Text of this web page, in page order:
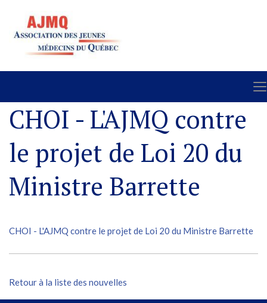
CHOI - L'AJMQ contre
le projet de Loi 20 du
Ministre Barrette
CHOI - L'AJMQ contre le projet de Loi 20 du Ministre Barrette
Retour à la liste des nouvelles